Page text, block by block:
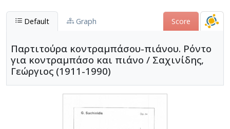
Default Graph Score
Παρτιτούρα κοντραμπάσου-πιάνου. Ρόντο
για κοντραμπάσο και πιάνο / Σαχινίδης,
Γεώργιος (1911-1990)